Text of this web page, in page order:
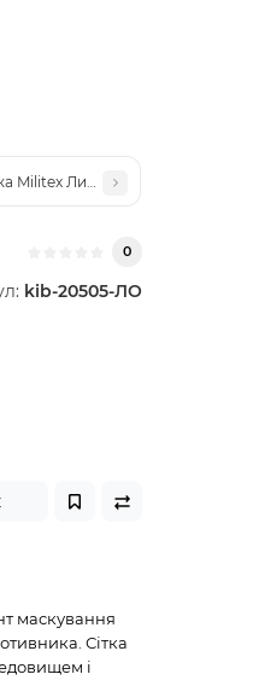
кв.м.)
Militex Листя осінь 4х8м (площа
0
kib-20505-ЛО
маскування
Сітка
і